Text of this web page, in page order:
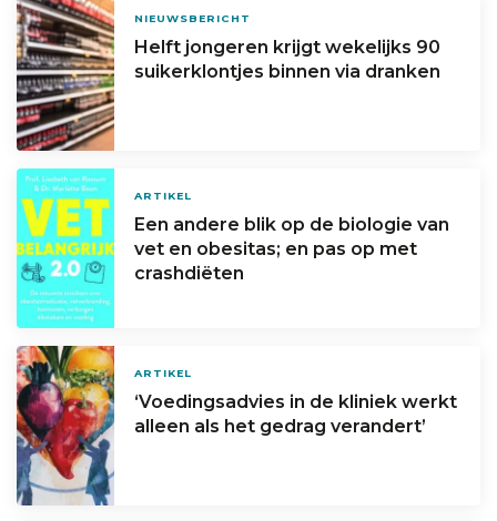
NIEUWSBERICHT
Helft jongeren krijgt wekelijks 90
suikerklontjes binnen via dranken
ARTIKEL
Een andere blik op de biologie van
vet en obesitas; en pas op met
crashdiëten
ARTIKEL
‘Voedingsadvies in de kliniek werkt
alleen als het gedrag verandert’